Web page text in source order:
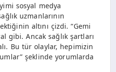
sosyal medya
uzmanlarının
altını çizdi. “Gemi
gibi. Ancak sağlık şartları
Bu tür olaylar, hepimizin
şeklinde yorumlarda